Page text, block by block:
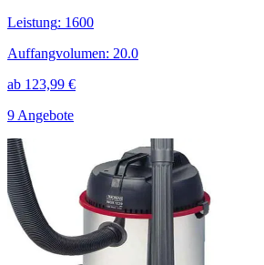
Leistung: 1600
Auffangvolumen: 20.0
ab 123,99 €
9 Angebote